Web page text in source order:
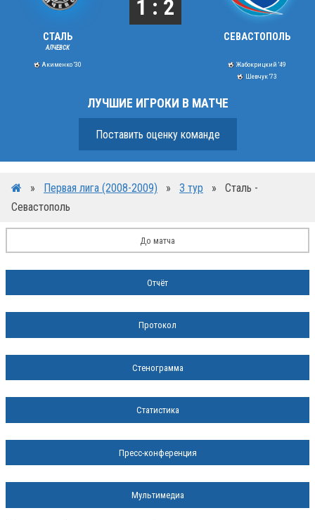
СТАЛЬ
АЛЧЕВСК
Акименко '30
1 : 2
СЕВАСТОПОЛЬ
Жабокрицкий '49
Шевчук '73
ЛУЧШИЕ ИГРОКИ В МАТЧЕ
Поставить оценку команде
» Первая лига (2008-2009) » 3 тур »
Сталь -
Севастополь
До матча
Отчёт
Протокол
Стенограмма
Статистика
Пресс-конференция
Мультимедиа